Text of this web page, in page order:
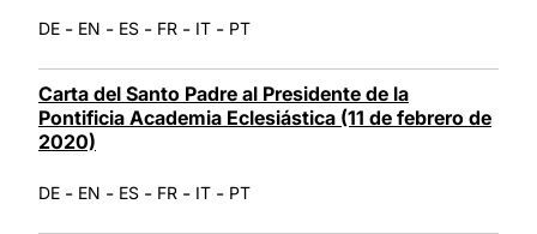
DE - EN - ES - FR - IT - PT
Carta del Santo Padre al Presidente de la
Pontificia Academia Eclesiástica (11 de febrero de
2020)
DE - EN - ES - FR - IT - PT